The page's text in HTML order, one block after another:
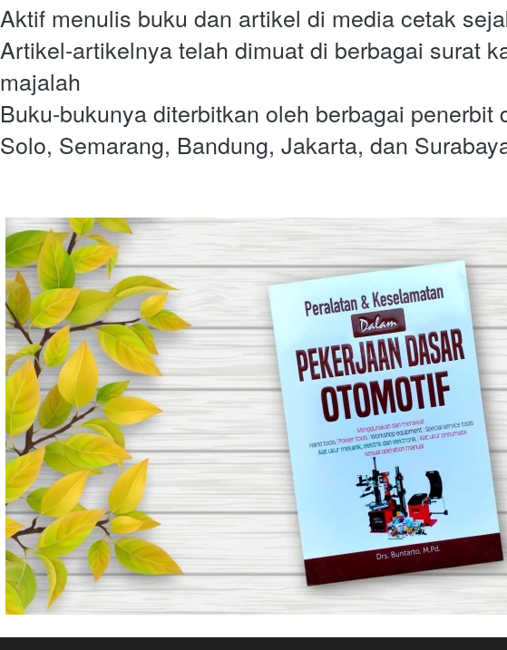
Aktif menulis buku dan artikel di media cetak
Artikel-artikelnya telah dimuat di berbagai surat
majalah
Buku-bukunya diterbitkan oleh berbagai penerbit
Solo, Semarang, Bandung, Jakarta, dan